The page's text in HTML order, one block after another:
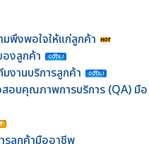
มพึงพอใจให้แก่ลูกค้า
องลูกค้า
มงานบริการลูกค้า
สอบคุณภาพการบริการ (QA) มือ
รลูกค้ามืออาชีพ